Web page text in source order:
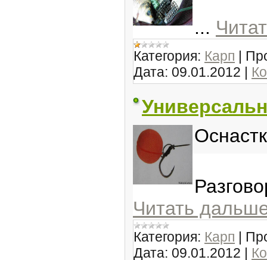
...
Категория: Карп |
Дата: 09.01.2012 |
Читать
Категория: Карп |
Дата: 09.01.2012 |